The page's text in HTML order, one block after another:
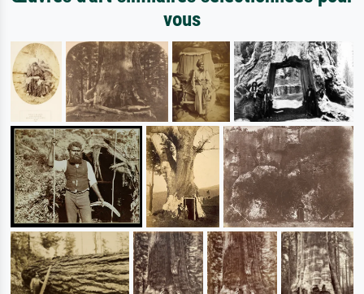
vous